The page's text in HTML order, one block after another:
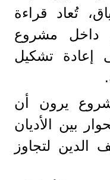
تُعاد قراءة
داخل مشروع
إعادة تشكيل
يرون أن
بين الأديان
الدين لتجاوز